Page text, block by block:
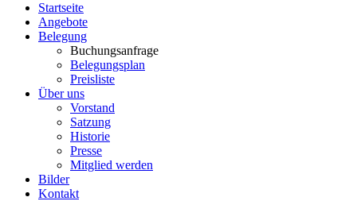
Startseite
Angebote
Belegung
Buchungsanfrage
Belegungsplan
Preisliste
Über uns
Vorstand
Satzung
Historie
Presse
Mitglied werden
Bilder
Kontakt